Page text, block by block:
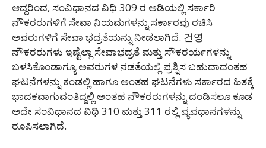
ಆದ್ದರಿಂದ, ಸಂವಿಧಾನದ ವಿಧಿ 309 ರ ಅಡಿಯಲ್ಲಿ ಸರ್ಕಾರಿ
ನೌಕರರುಗಳಿಗೆ ಸೇವಾ ನಿಯಮಗಳನ್ನು ಸರ್ಕಾರವು ರಚಿಸಿ
ಅವರುಗಳಿಗೆ ಸೇವಾ ಭದ್ರತೆಯನ್ನು ನೀಡಲಾಗಿದೆ. 건영
ನೌಕರರುಗಳು ಇಷ್ಟೆಲ್ಲಾ ಸೇವಾಭದ್ರತೆ ಮತ್ತು ಸೌಕರರ್ಯಗಳನ್ನು
ಬಳಸಿಕೊಂಡಾಗ್ಯೂ ಅವರುಗಳ ನಡತೆಯಲ್ಲಿ ಪ್ರಶ್ನಿಸ ಬಹುದಾದಂತಹ
ಘಟನೆಗಳನ್ನು ಕಂಡಲ್ಲಿ ಹಾಗೂ ಅಂತಹ ಘಟನೆಗಳು ಸರ್ಕಾರದ ಹಿತಕ್ಕೆ
ಭಾದಕವಾಗುವಂತಿದ್ದಲ್ಲಿ ಅಂತಹ ನೌಕರರುಗಳನ್ನು ದಂಡಿಸಲೂ ಕೂಡ
ಅದೇ ಸಂವಿಧಾನದ ವಿಧಿ 310 ಮತ್ತು 311 ರಲ್ಲಿ ವ್ಯವಧಾನಗಳನ್ನು
ರೂಪಿಸಲಾಗಿದೆ.